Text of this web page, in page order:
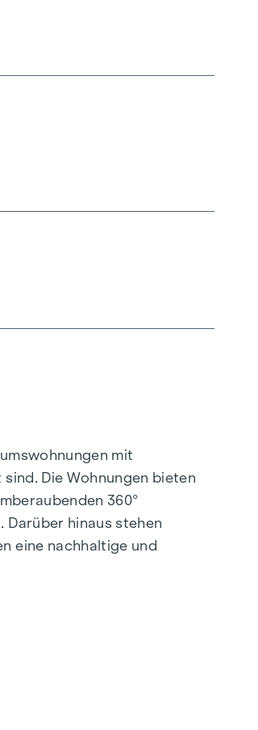
mit
Die Wohnungen bieten
360°
hinaus stehen
eine nachhaltige und